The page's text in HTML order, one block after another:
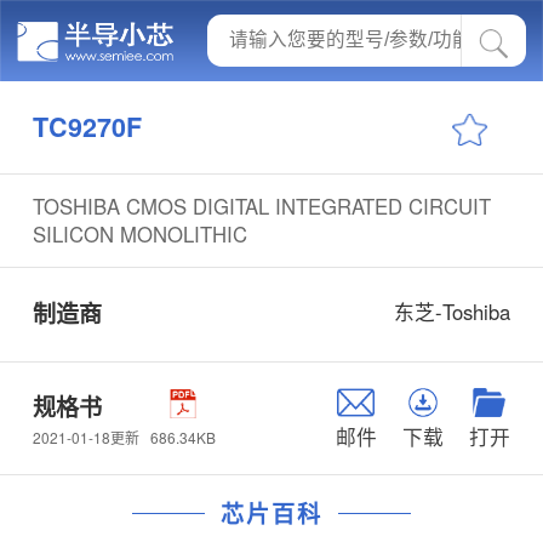
TC9270F
TOSHIBA CMOS DIGITAL INTEGRATED CIRCUIT
SILICON MONOLITHIC
制造商 东芝-Toshiba
规格书
2021-01-18更新 686.34KB 邮件 下载 打开
芯片百科